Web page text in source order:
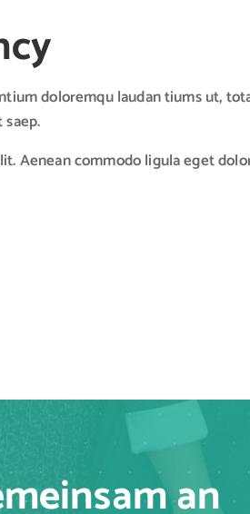
doloremqu laudan tiums ut,
Aenean commodo ligula eget
an